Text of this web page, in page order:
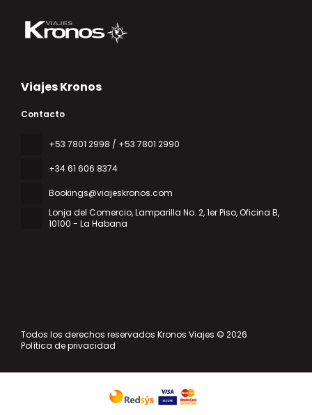
Viajes Kronos
Contacto
‎+53 7801 2998 / +53 7801 2990
+34 61 606 8374
Bookings@viajeskronos.com
Lonja del Comercio, Lamparilla No. 2, 1er Piso, Oficina B,
10100 - La Habana
Todos los derechos reservados Kronos Viajes © 2026
Política de privacidad